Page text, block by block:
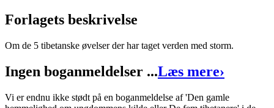
Forlagets beskrivelse
Om de 5 tibetanske øvelser der har taget verden med storm.
Ingen boganmeldelser ...Læs mere›
Vi er endnu ikke stødt på en boganmeldelse af 'Den gamle